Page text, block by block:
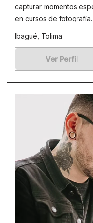
capturar momentos
en cursos de fotografía.
Ibagué, Tolima
Ver Perfil